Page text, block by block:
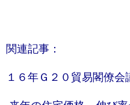
関連記事：
１６年Ｇ２０貿易閣僚会